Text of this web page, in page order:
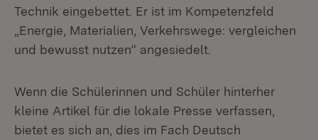
Technik eingebettet. Er ist im Kompetenzfeld
„Energie, Materialien, Verkehrswege: vergleichen
und bewusst nutzen“ angesiedelt.
Wenn die Schülerinnen und Schüler hinterher
kleine Artikel für die lokale Presse verfassen,
bietet es sich an, dies im Fach Deutsch